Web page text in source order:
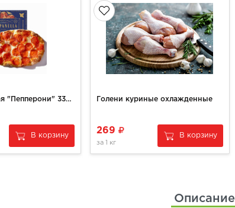
Пицца Римская "Пепперони" 330гр
В корзину
Голени куриные охлажденные
269
за 1 кг
В корзину
Описание